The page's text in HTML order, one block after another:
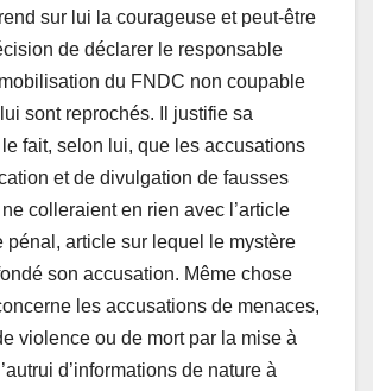
sur lui la courageuse et peut-être
de déclarer le responsable
du FNDC non coupable
sont reprochés. Il justifie sa
fait, selon lui, que les accusations
et de divulgation de fausses
colleraient en rien avec l’article
pénal, article sur lequel le mystère
son accusation. Même chose
les accusations de menaces,
violence ou de mort par la mise à
d’informations de nature à